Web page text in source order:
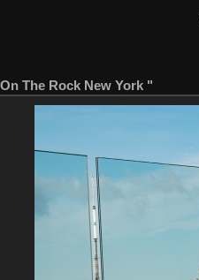
The Rock New York "